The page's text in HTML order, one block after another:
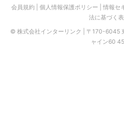
会員規約 個人情報保護ポリシー 情報セ
法に基づく
© 株式会社インターリンク | 〒170-6045
ャイン60